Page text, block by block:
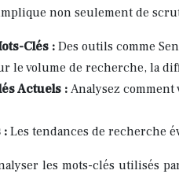
non seulement de
Clés : Des outils comme
le volume de recherche, la
Actuels : Analysez
: Les tendances de recherche
les mots-clés utilisés